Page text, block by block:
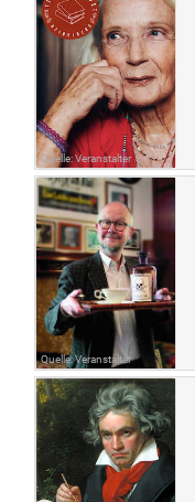
Quelle: Veranstalter
Quelle: Veranstalter